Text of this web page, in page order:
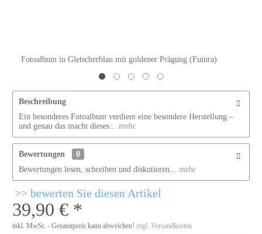
Fotoalbum in Gletscherblau mit goldener Prägung (Futura).
Beschreibung
Ein besonderes Fotoalbum verdient eine besondere Herstellung –
und genau das macht dieses...
mehr
Bewertungen
0
Bewertungen lesen, schreiben und diskutieren...
mehr
bewerten Sie diesen Artikel
39,90 € *
inkl. MwSt. - Gesamtpreis kann abweichen!zzgl. Versandkosten